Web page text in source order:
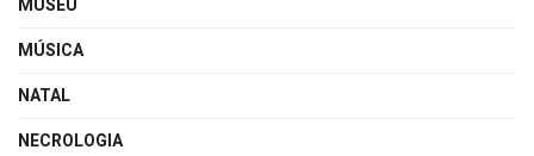
MUSEU
MÚSICA
NATAL
NECROLOGIA